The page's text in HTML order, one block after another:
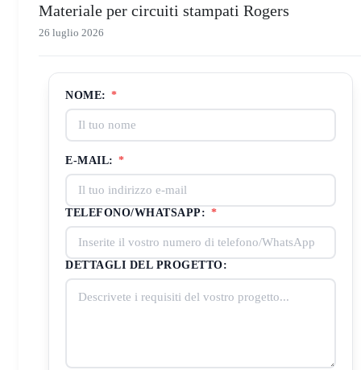
Materiale per circuiti stampati Rogers
26 luglio 2026
NOME: *
E-MAIL: *
TELEFONO/WHATSAPP: *
DETTAGLI DEL PROGETTO: